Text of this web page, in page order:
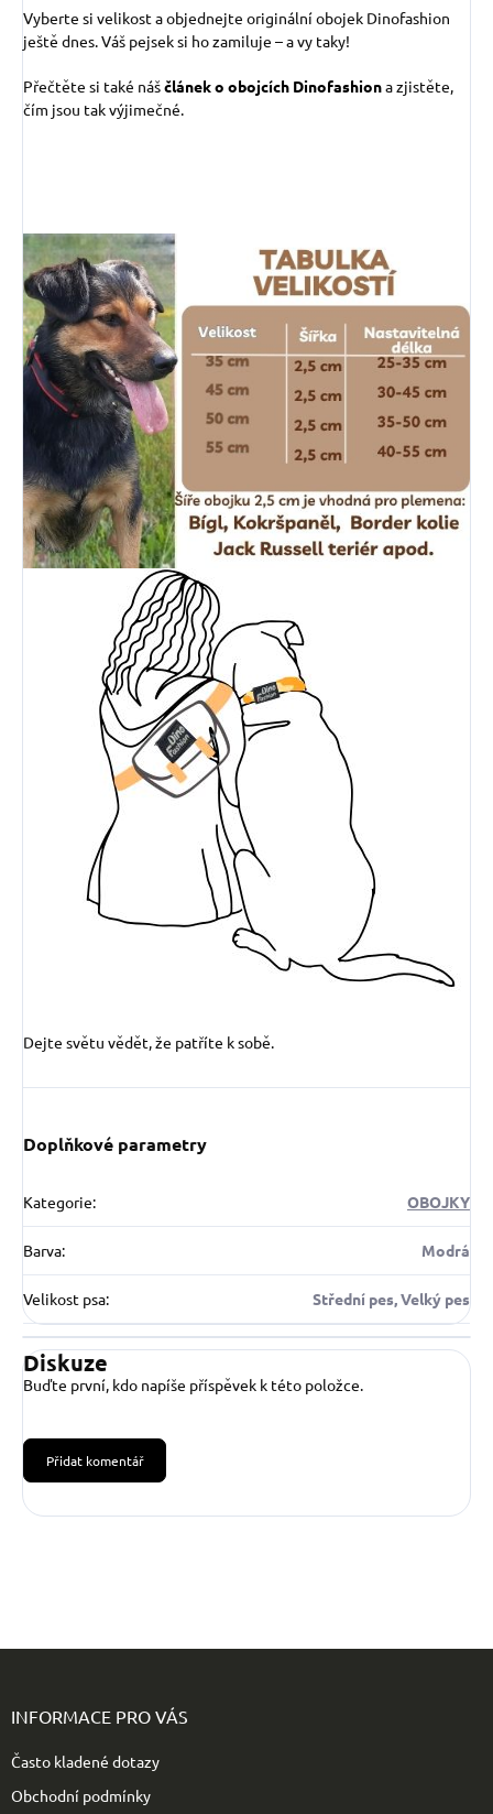
Vyberte si velikost a objednejte originální obojek Dinofashion
ještě dnes. Váš pejsek si ho zamiluje – a vy taky!
Přečtěte si také náščlánek o obojcích Dinofashiona zjistěte,
čím jsou tak výjimečné.
Dejte světu vědět, že patříte k sobě.
Doplňkové parametry
Kategorie: OBOJKY
Barva: Modrá
Velikost psa: Střední pes, Velký pes
Diskuze
Buďte první, kdo napíše příspěvek k této položce.
Přidat komentář
INFORMACE PRO VÁS
Často kladené dotazy
Obchodní podmínky